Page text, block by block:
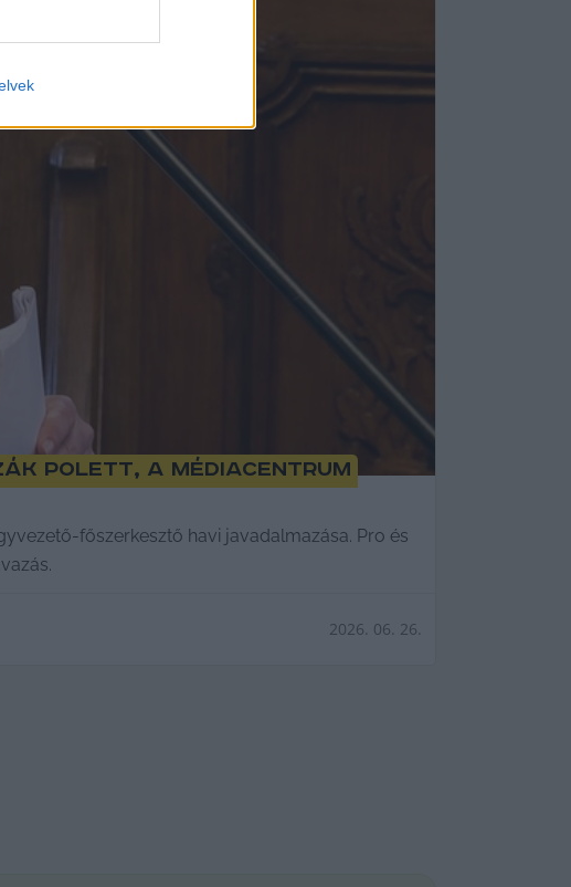
Polett, a Médiacentrum
főszerkesztő havi javadalmazása. Pro és
2026. 06. 26.